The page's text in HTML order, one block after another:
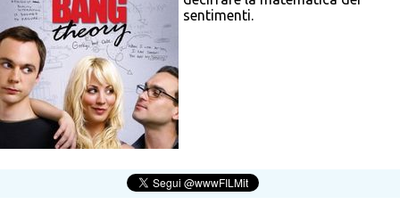
sentimenti.